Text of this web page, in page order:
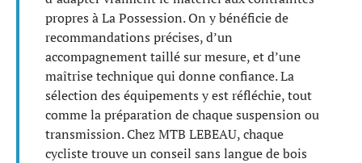
propres à La Possession. On y bénéficie de
recommandations précises, d’un
accompagnement taillé sur mesure, et d’une
maîtrise technique qui donne confiance. La
sélection des équipements y est réfléchie, tout
comme la préparation de chaque suspension ou
transmission. Chez MTB LEBEAU, chaque
cycliste trouve un conseil sans langue de bois